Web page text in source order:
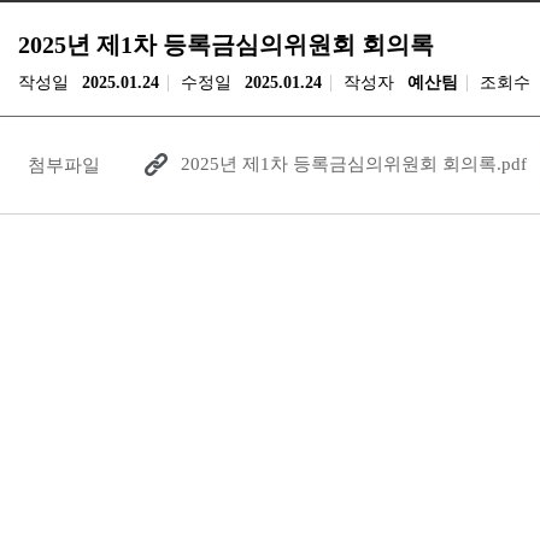
2025년 제1차 등록금심의위원회 회의록
작성일 2025.01.24 수정일 2025.01.24 작성자 예산팀 조회수
첨부파일 2025년 제1차 등록금심의위원회 회의록.pdf